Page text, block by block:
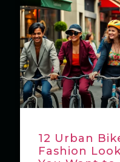
12 Urban
Fashion